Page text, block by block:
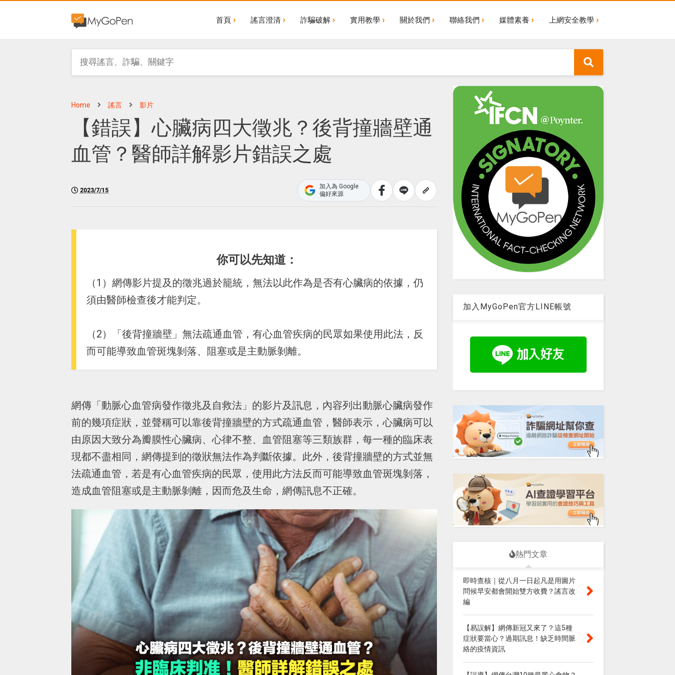
首頁 謠言澄清 詐騙破解 實用教學 關於我們 聯絡我們 媒體素養 上網安全教學
Home 謠言 影片
【錯誤】心臟病四大徵兆？後背撞牆壁通
血管？醫師詳解影片錯誤之處
2023/7/15
加入為 Google
偏好來源
你可以先知道：
（1）網傳影片提及的徵兆過於籠統，無法以此作為是否有心臟病的依據，仍
須由醫師檢查後才能判定。
（2）「後背撞牆壁」無法疏通血管，有心血管疾病的民眾如果使用此法，反
而可能導致血管斑塊剝落、阻塞或是主動脈剝離。
網傳「動脈心血管病發作徵兆及自救法」的影片及訊息，內容列出動脈心臟病發作
前的幾項症狀，並聲稱可以靠後背撞牆壁的方式疏通血管，醫師表示，心臟病可以
由原因大致分為瓣膜性心臟病、心律不整、血管阻塞等三類族群，每一種的臨床表
現都不盡相同，網傳提到的徵狀無法作為判斷依據。此外，後背撞牆壁的方式並無
法疏通血管，若是有心血管疾病的民眾，使用此方法反而可能導致血管斑塊剝落，
造成血管阻塞或是主動脈剝離，因而危及生命，網傳訊息不正確。
加入MyGoPen官方LINE帳號
熱門文章
即時查核｜從八月一日起凡是用圖片
問候早安都會開始雙方收費？謠言改
編
【易誤解】網傳新冠又來了？這5種
症狀要當心？過期訊息！缺乏時間脈
絡的疫情資訊